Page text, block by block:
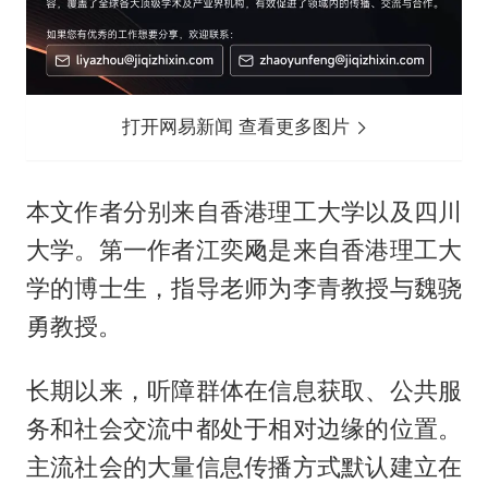
打开网易新闻 查看更多图片
本文作者分别来自香港理工大学以及四川
大学。第一作者江奕飏是来自香港理工大
学的博士生，指导老师为李青教授与魏骁
勇教授。
长期以来，听障群体在信息获取、公共服
务和社会交流中都处于相对边缘的位置。
主流社会的大量信息传播方式默认建立在